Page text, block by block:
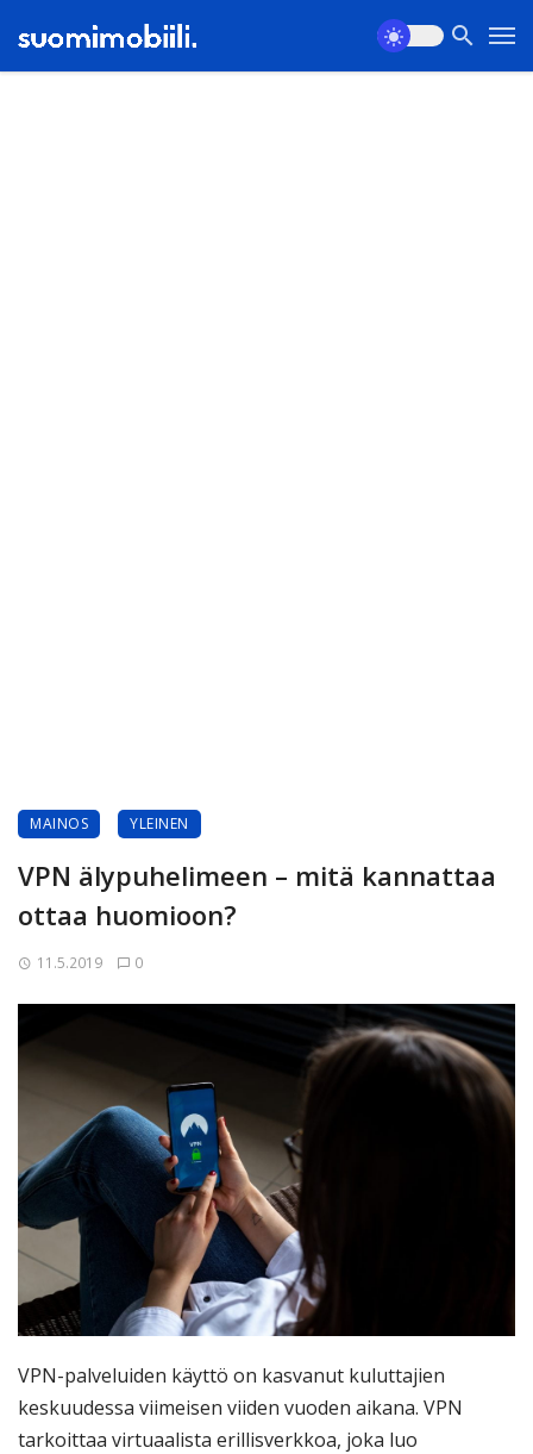
MAINOS YLEINEN
VPN älypuhelimeen – mitä kannattaa
ottaa huomioon?
11.5.2019 0
VPN-palveluiden käyttö on kasvanut kuluttajien
keskuudessa viimeisen viiden vuoden aikana. VPN
tarkoittaa virtuaalista erillisverkkoa, joka luo